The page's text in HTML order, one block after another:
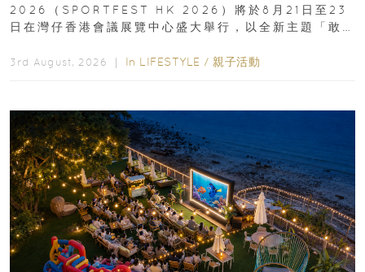
2026（SPORTFEST HK 2026）將於8月21日至23
日在灣仔香港會議展覽中心盛大舉行，以全新主題「敢
3rd August, 2026 ｜ In LIFESTYLE / 親子活動